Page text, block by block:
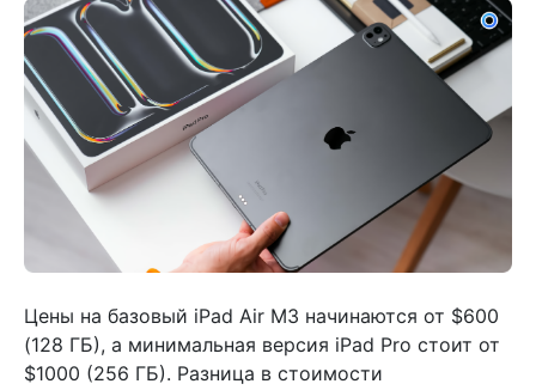
Цены на базовый iPad Air M3 начинаются от $600
(128 ГБ), а минимальная версия iPad Pro стоит от
$1000 (256 ГБ). Разница в стоимости